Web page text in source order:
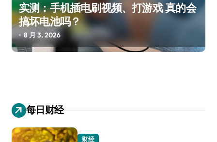
实测：手机插电刷视频、打游戏 真的会
搞坏电池吗？
8 月 3, 2026
每日财经
财经